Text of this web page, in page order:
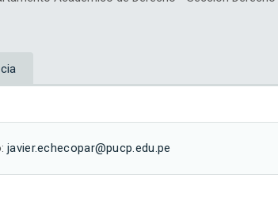
javier.echecopar@pucp.edu.pe